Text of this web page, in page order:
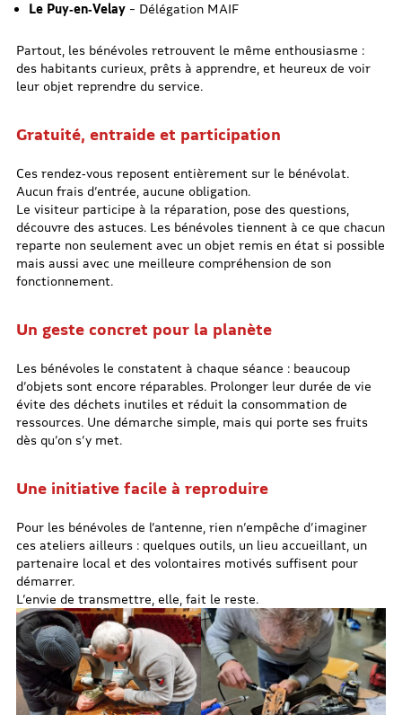
Le Puy‑en‑Velay– Délégation MAIF
Partout, les bénévoles retrouvent le même enthousiasme :
des habitants curieux, prêts à apprendre, et heureux de voir
leur objet reprendre du service.
Gratuité, entraide et participation
Ces rendez‑vous reposent entièrement sur le bénévolat.
Aucun frais d’entrée, aucune obligation.
Le visiteur participe à la réparation, pose des questions,
découvre des astuces. Les bénévoles tiennent à ce que chacun
reparte non seulement avec un objet remis en état si possible
mais aussi avec une meilleure compréhension de son
fonctionnement.
Un geste concret pour la planète
Les bénévoles le constatent à chaque séance : beaucoup
d’objets sont encore réparables. Prolonger leur durée de vie
évite des déchets inutiles et réduit la consommation de
ressources. Une démarche simple, mais qui porte ses fruits
dès qu’on s’y met.
Une initiative facile à reproduire
Pour les bénévoles de l’antenne, rien n’empêche d’imaginer
ces ateliers ailleurs : quelques outils, un lieu accueillant, un
partenaire local et des volontaires motivés suffisent pour
démarrer.
L’envie de transmettre, elle, fait le reste.